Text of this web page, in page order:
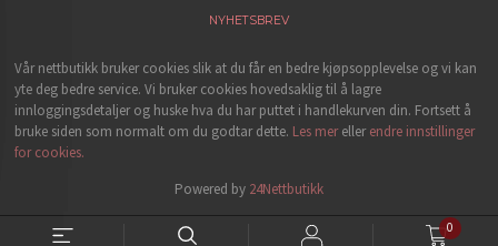
0
NYHETSBREV
Vår nettbutikk bruker cookies slik at du får en bedre kjøpsopplevelse og vi kan
yte deg bedre service. Vi bruker cookies hovedsaklig til å lagre
innloggingsdetaljer og huske hva du har puttet i handlekurven din. Fortsett å
bruke siden som normalt om du godtar dette. Les merellerendre innstillinger
for cookies.
Powered by 24Nettbutikk